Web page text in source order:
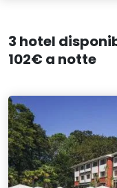
3 hotel
102€ a notte